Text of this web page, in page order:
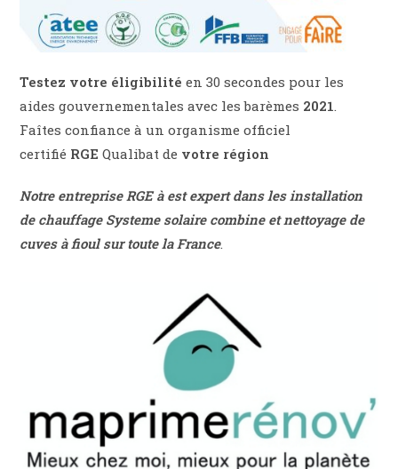
Testez votre éligibilité en 30 secondes pour les
aides gouvernementales avec les barèmes 2021.
Faîtes confiance à un organisme officiel
certifié RGE Qualibat de votre région
Notre entreprise RGE à est expert dans les installation
de chauffage Systeme solaire combine et nettoyage de
cuves à fioul sur toute la France.